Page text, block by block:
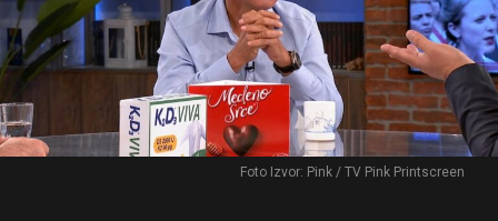
Foto Izvor: Pink / TV Pink Printscreen